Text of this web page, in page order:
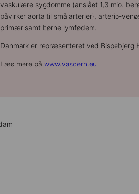
vaskulære sygdomme (anslået 1,3 mio.
påvirker aorta til små arterier), arterio-
primær samt børne lymfødem.
Danmark er repræsenteret ved Bispebjerg
Læs mere på www.vascern.eu